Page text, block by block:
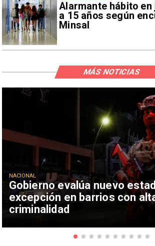
Alarmante hábito en
a 15 años según
Minsal
Gobierno evalúa nuevo
excepción en barrios con
criminalidad
NACIONAL
MÁS NOTICIAS